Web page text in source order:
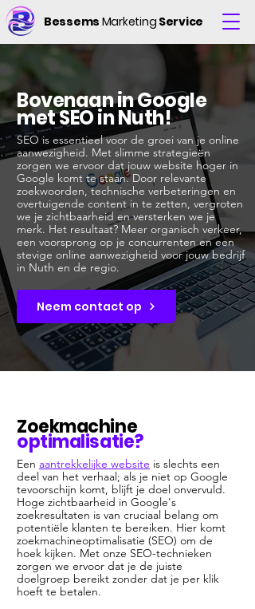
Bessems Marketing Service
Bovenaan in Google
met SEO in Nuth!
SEO is essentieel voor de groei van je online
aanwezigheid. Met slimme strategieën
zorgen we ervoor dat jouw website hoger in
Google komt te staan. Door relevante
zoekwoorden, technische verbeteringen en
overtuigende content in te zetten, vergroten
we je zichtbaarheid en versterken we je
merk. Het resultaat? Meer organisch verkeer,
een voorsprong op je concurrenten en een
stevige online aanwezigheid voor jouw bedrijf
in Nuth en de regio.
Neem contact op
Zoekmachine
optimalisatie?
Een aantrekkelijke website is slechts een
deel van het verhaal; als je niet op Google
tevoorschijn komt, blijft je doel onvervuld.
Hoge zichtbaarheid in Google's
zoekresultaten is van cruciaal belang om
potentiële klanten te bereiken. Hier komt
zoekmachineoptimalisatie (SEO) om de
hoek kijken. Met onze SEO-technieken
zorgen we ervoor dat je de juiste
doelgroep bereikt zonder dat je per klik
hoeft te betalen.